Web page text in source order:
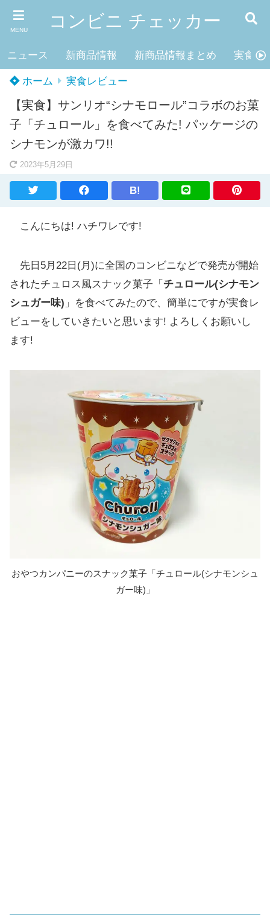
MENU コンビニ チェッカー
ニュース 新商品情報 新商品情報まとめ 実食レ
ホーム 実食レビュー
【実食】サンリオ“シナモロール”コラボのお菓
子「チュロール」を食べてみた! パッケージの
シナモンが激カワ!!
2023年5月29日
B!
こんにちは! ハチワレです!
先日5月22日(月)に全国のコンビニなどで発売が開始
されたチュロス風スナック菓子「 チュロール(シナモン
シュガー味) 」を食べてみたので、簡単にですが実食レ
ビューをしていきたいと思います! よろしくお願いし
ます!
おやつカンパニーのスナック菓子「チュロール(シナモンシュ
ガー味)」